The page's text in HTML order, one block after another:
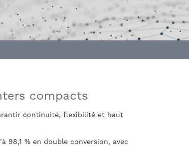
compacts
continuité, flexibilité et haut
98,1 % en double conversion, avec